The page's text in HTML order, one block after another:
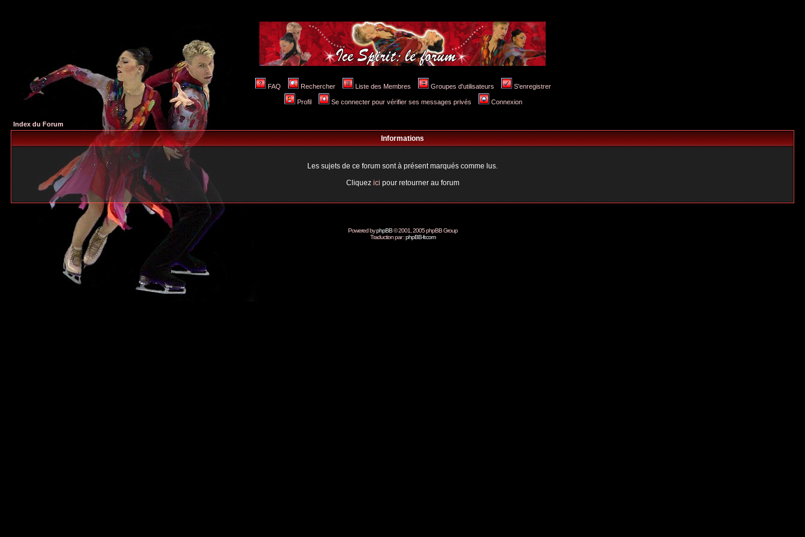
FAQ Rechercher Liste des Membres Groupes d'utilisateurs S'enregistrer
Profil Se connecter pour vérifier ses messages privés Connexion
Index du Forum
Informations
Les sujets de ce forum sont à présent marqués comme lus.
Cliquezicipour retourner au forum
Powered byphpBB© 2001, 2005 phpBB Group
Traduction par :phpBB-fr.com